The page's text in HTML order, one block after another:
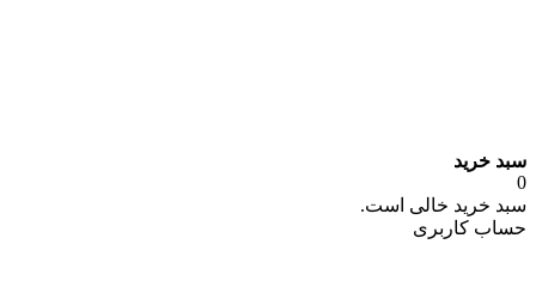
سبد خرید
0
سبد خرید خالی است.
حساب کاربری